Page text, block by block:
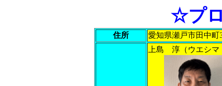
☆プ
住所 愛知県瀬戸市田中町
上島 淳（ウエシ